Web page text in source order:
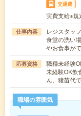
交通費
実費支給※規
仕事内容
レジスタッ
食堂の洗い
やお食事が
応募資格
職種未経験
未経験OK飲
ん、猪苗代
職場の雰囲気